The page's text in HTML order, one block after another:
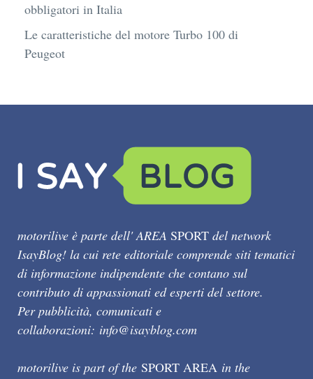
obbligatori in Italia
Le caratteristiche del motore Turbo 100 di
Peugeot
motorilive è parte dell' AREA SPORT del network
IsayBlog! la cui rete editoriale comprende siti tematici
di informazione indipendente che contano sul
contributo di appassionati ed esperti del settore.
Per pubblicità, comunicati e
collaborazioni: info@isayblog.com
motorilive is part of the SPORT AREA in the